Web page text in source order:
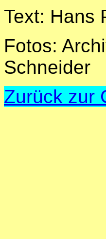
Text: Hans
Fotos:
Schneider
Zurück zur